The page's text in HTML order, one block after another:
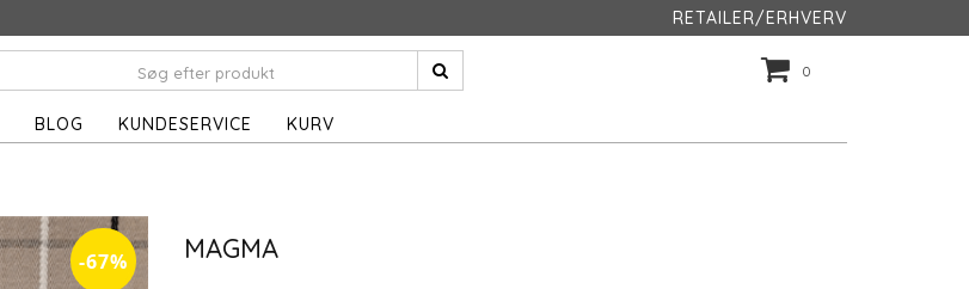
RETAILER/ERHVERV
0
BLOG KUNDESERVICE KURV
-67% MAGMA